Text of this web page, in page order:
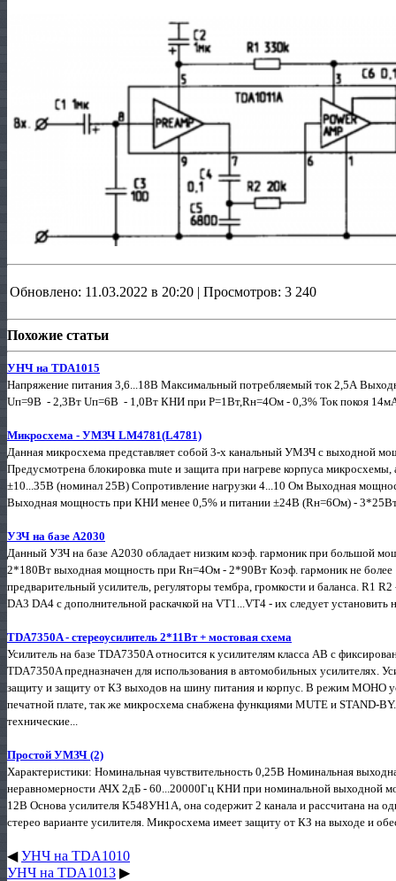
Обновлено: 11.03.2022 в 20:20 | Просмотров: 3 240
Похожие статьи
УНЧ на TDA1015
Напряжение питания 3,6...18В Максимальный потребляемый ток 2,5А
Uп=9В - 2,3Вт Uп=6В - 1,0Вт КНИ при Р=1Вт,Rн=4Ом - 0,3% Ток покоя
Микросхема - УМЗЧ LM4781(L4781)
Данная микросхема представляет собой 3-х канальный УМЗЧ с выходной
Предусмотрена блокировка mute и защита при нагреве корпуса
±10...35В (номинал 25В) Сопротивление нагрузки 4...10 Ом Выходная
Выходная мощность при КНИ менее 0,5% и питании ±24В (Rн=6Ом) -
УЗЧ на базе А2030
Данный УЗЧ на базе А2030 обладает низким коэф. гармоник при большой
2*180Вт выходная мощность при Rн=4Ом - 2*90Вт Коэф. гармоник не
предварительный усилитель, регуляторы тембра, громкости и баланса. R1
DA3 DA4 с дополнительной раскачкой на VT1...VT4 - их следует
TDA7350A - стереоусилитель 2*11Вт + мостовая схема
Усилитель на базе TDA7350A относится к усилителям класса АВ с
TDA7350A предназначен для использования в автомобильных усилителях.
защиту и защиту от КЗ выходов на шину питания и корпус. В режим МОНО
печатной плате, так же микросхема снабжена функциями MUTE и STAND-
технические...
Простой УМЗЧ (2)
Характеристики: Номинальная чувствительность 0,25В Номинальная
неравномерности АЧХ 2дБ - 60...20000Гц КНИ при номинальной выходной
12В Основа усилителя К548УН1А, она содержит 2 канала и рассчитана на
стерео варианте усилителя. Микросхема имеет защиту от КЗ на выходе и
◀УНЧ на TDA1010
УНЧ на ТDA1013 ▶